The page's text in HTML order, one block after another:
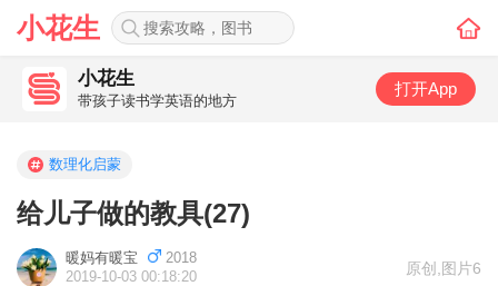
小花生
小花生
带孩子读书学英语的地方
打开App
数理化启蒙
给儿子做的教具(27)
暖妈有暖宝
2018
2019-10-03 00:18:20
原创 图片6